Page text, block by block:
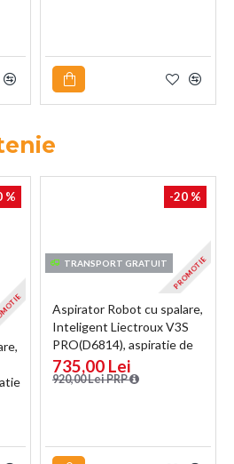
%
TRANSPORT GRATUIT PROMOTIE
-20 %
Aspirator Robot cu spalare,
Inteligent Liectroux V3S
PRO(D6814), aspiratie de
4000Pa, autonomie 120 de
minute, coș de praf de
735,00 Lei
920,00 Lei PRP